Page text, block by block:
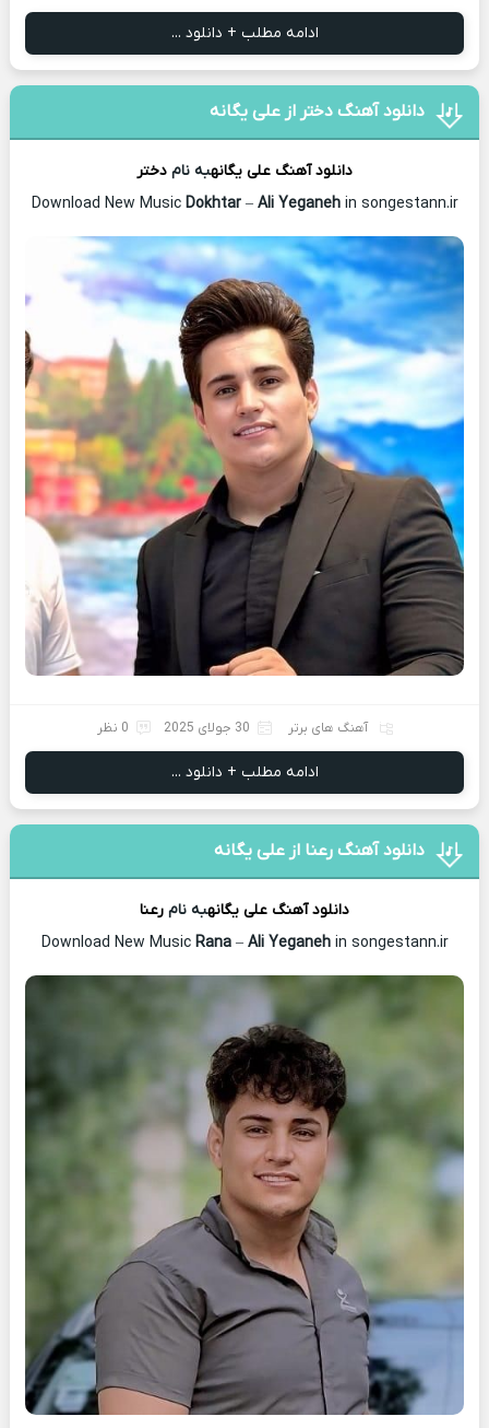
ادامه مطلب + دانلود ...
دانلود آهنگ دختر از علی یگانه
دانلود آهنگ علی یگانهبه نام دختر
Download New Music Dokhtar– Ali Yeganehin songestann.ir
آهنگ های برتر 30 جولای 2025 0 نظر
ادامه مطلب + دانلود ...
دانلود آهنگ رعنا از علی یگانه
دانلود آهنگ علی یگانهبه نام رعنا
Download New Music Rana– Ali Yeganehin songestann.ir